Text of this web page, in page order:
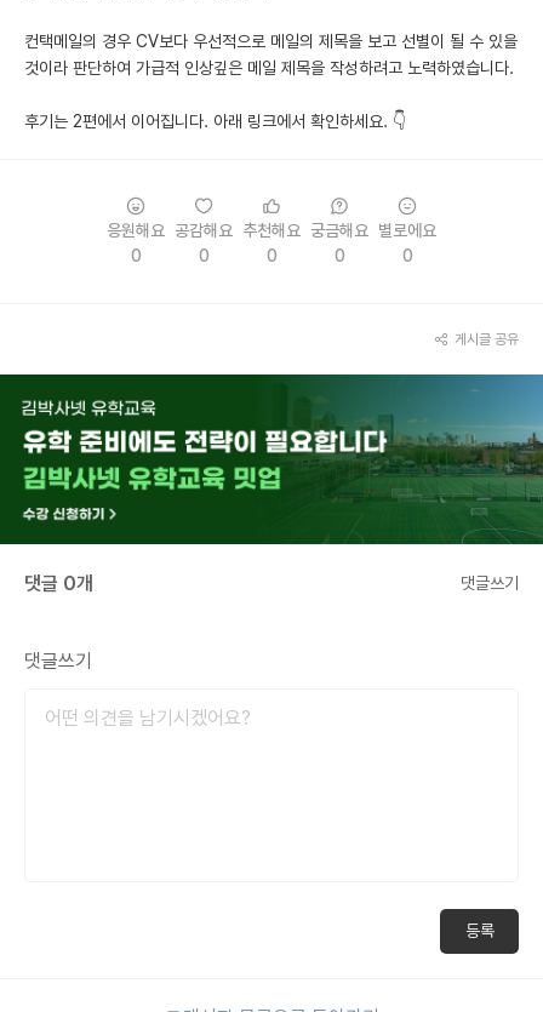
컨택메일의 경우 CV보다 우선적으로 메일의 제목을 보고 선별이 될 수 있을
것이라 판단하여 가급적 인상깊은 메일 제목을 작성하려고 노력하였습니다.
후기는 2편에서 이어집니다. 아래 링크에서 확인하세요. 👇
응원해요
0
공감해요
0
추천해요
0
궁금해요
0
별로에요
0
게시글 공유
댓글 0개 댓글쓰기
댓글쓰기
등록